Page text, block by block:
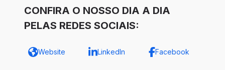
CONFIRA O NOSSO DIA A DIA
PELAS REDES SOCIAIS:
Website LinkedIn Facebook